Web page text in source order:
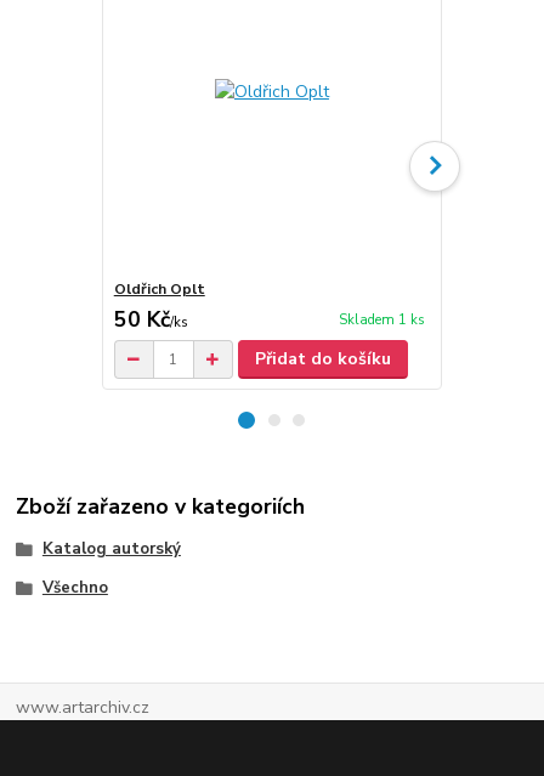
Oldřich Oplt
50 Kč/ks Skladem 1 ks
Přidat do košíku
Zboží zařazeno v kategoriích
Katalog autorský
Všechno
www.artarchiv.cz